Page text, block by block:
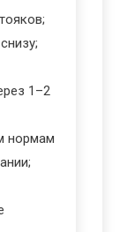
1–2
нормам